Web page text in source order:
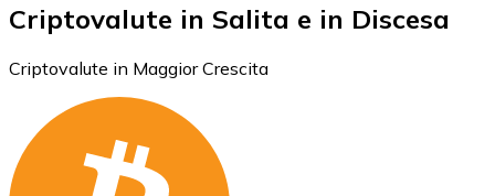
Criptovalute in Salita e in Discesa
Criptovalute in Maggior Crescita